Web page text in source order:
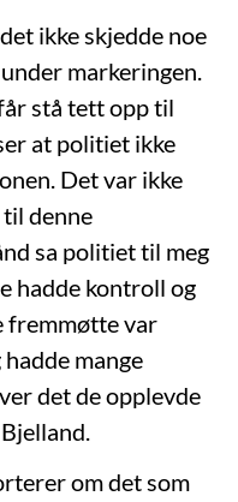
ikke skjedde noe
markeringen.
stå tett opp til
at politiet ikke
Det var ikke
denne
sa politiet til meg
hadde kontroll og
fremmøtte var
mange
det de opplevde
om det som